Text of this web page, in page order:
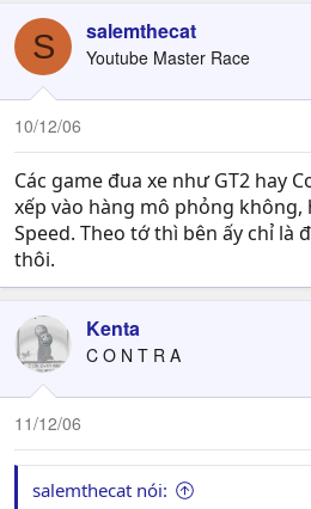
S salemthecat
Youtube Master Race
10/12/06
Các game đua xe như GT2 hay
xếp vào hàng mô phỏng không,
Speed. Theo tớ thì bên ấy chỉ là
thôi.
Kenta
C O N T R A
11/12/06
salemthecat nói: